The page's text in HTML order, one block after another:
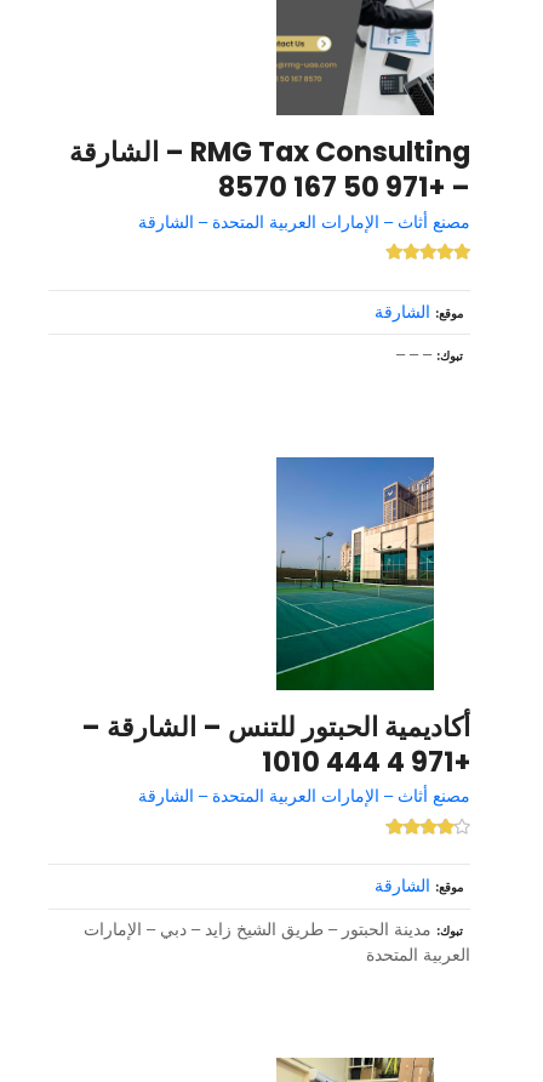
RMG Tax Consulting – الشارقة
– +971 50 167 8570
مصنع أثاث – الإمارات العربية المتحدة – الشارقة
موقع الشارقة
تبوك – – –
أكاديمية الحبتور للتنس – الشارقة –
+971 4 444 1010
مصنع أثاث – الإمارات العربية المتحدة – الشارقة
موقع الشارقة
تبوك
مدينة الحبتور – طريق الشيخ زايد – دبي – الإمارات
العربية المتحدة